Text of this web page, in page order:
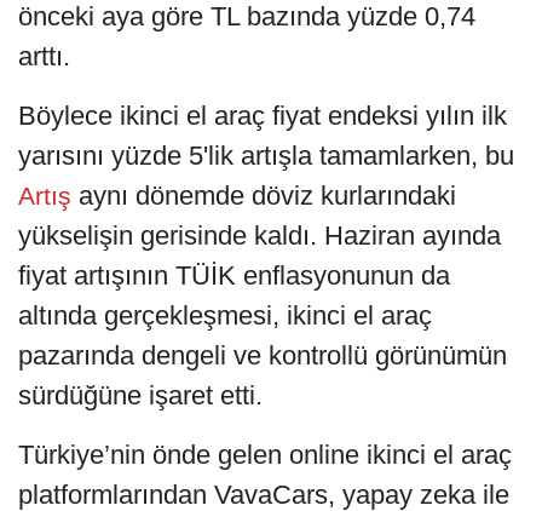
önceki aya göre TL bazında yüzde 0,74
arttı.
Böylece ikinci el araç fiyat endeksi yılın ilk
yarısını yüzde 5'lik artışla tamamlarken, bu
Artış aynı dönemde döviz kurlarındaki
yükselişin gerisinde kaldı. Haziran ayında
fiyat artışının TÜİK enflasyonunun da
altında gerçekleşmesi, ikinci el araç
pazarında dengeli ve kontrollü görünümün
sürdüğüne işaret etti.
Türkiye’nin önde gelen online ikinci el araç
platformlarından VavaCars, yapay zeka ile